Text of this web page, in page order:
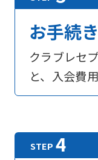
お手続き
クラブレセ
と、入会費